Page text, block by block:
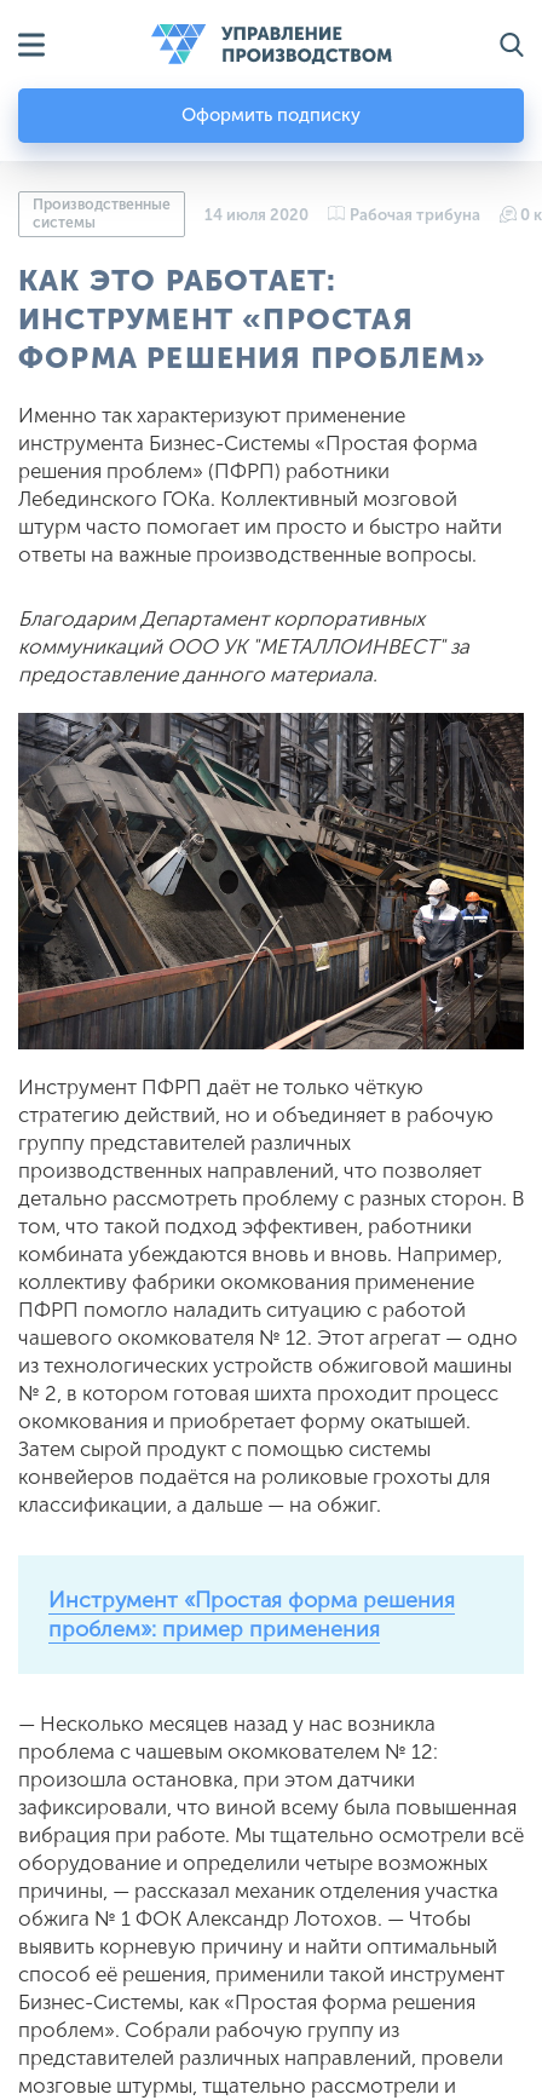
Оформить подписку
Производственные
системы
14 июля 2020 Рабочая трибуна 0
КАК ЭТО РАБОТАЕТ:
ИНСТРУМЕНТ «ПРОСТАЯ
ФОРМА РЕШЕНИЯ ПРОБЛЕМ»
Именно так характеризуют применение
инструмента Бизнес-Системы «Простая форма
решения проблем» (ПФРП) работники
Лебединского ГОКа. Коллективный мозговой
штурм часто помогает им просто и быстро найти
ответы на важные производственные вопросы.
Благодарим Департамент корпоративных
коммуникаций ООО УК "МЕТАЛЛОИНВЕСТ" за
предоставление данного материала.
Инструмент ПФРП даёт не только чёткую
стратегию действий, но и объединяет в рабочую
группу представителей различных
производственных направлений, что позволяет
детально рассмотреть проблему с разных сторон. В
том, что такой подход эффективен, работники
комбината убеждаются вновь и вновь. Например,
коллективу фабрики окомкования применение
ПФРП помогло наладить ситуацию с работой
чашевого окомкователя № 12. Этот агрегат — одно
из технологических устройств обжиговой машины
№ 2, в котором готовая шихта проходит процесс
окомкования и приобретает форму окатышей.
Затем сырой продукт с помощью системы
конвейеров подаётся на роликовые грохоты для
классификации, а дальше — на обжиг.
Инструмент «Простая форма решения
проблем»: пример применения
— Несколько месяцев назад у нас возникла
проблема с чашевым окомкователем № 12:
произошла остановка, при этом датчики
зафиксировали, что виной всему была повышенная
вибрация при работе. Мы тщательно осмотрели всё
оборудование и определили четыре возможных
причины, — рассказал механик отделения участка
обжига № 1 ФОК Александр Лотохов. — Чтобы
выявить корневую причину и найти оптимальный
способ её решения, применили такой инструмент
Бизнес-Системы, как «Простая форма решения
проблем». Собрали рабочую группу из
представителей различных направлений, провели
мозговые штурмы, тщательно рассмотрели и